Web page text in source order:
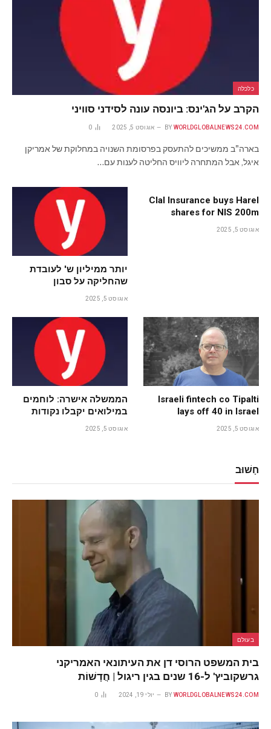
כלכלה
הקרב על הג'ינס: ביונסה עונה לסידני סוויני
BY WORLDGLOBALNEWS24.COM אוגוסט 5, 2025 0
בארה"ב ממשיכים להתעסק בפרסומת השנויה במחלוקת של אמריקן
איגל, אבל המתחרה ליוויס החליטה לענות עם…
Clal Insurance buys Harel
shares for NIS 200m
אוגוסט 5, 2025
יותר ממיליון ש' לעובדת
שהחליקה על סבון
בסופר-פארם
אוגוסט 5, 2025
Israeli fintech co Tipalti
lays off 40 in Israel
אוגוסט 5, 2025
הממשלה אישרה: לוחמים
במילואים יקבלו נקודות
זיכוי. אלה סכומי המס
שיחסכו
אוגוסט 5, 2025
חָשׁוּב
בעולם
בית המשפט הרוסי דן את העיתונאי האמריקני
גרשקוביץ' ל-16 שנים בגין ריגול | חֲדָשׁוֹת
BY WORLDGLOBALNEWS24.COM יולי 19, 2024 0